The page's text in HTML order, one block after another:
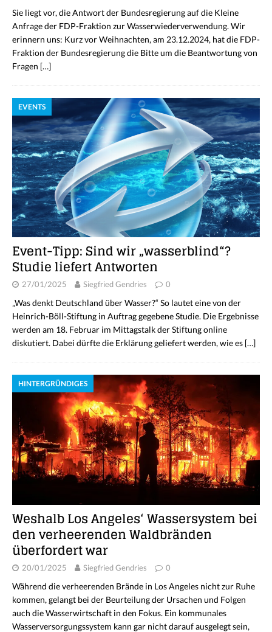
Sie liegt vor, die Antwort der Bundesregierung auf die Kleine
Anfrage der FDP-Fraktion zur Wasserwiederverwendung. Wir
erinnern uns: Kurz vor Weihnachten, am 23.12.2024, hat die FDP-
Fraktion der Bundesregierung die Bitte um die Beantwortung von
Fragen […]
EVENTS
Event-Tipp: Sind wir „wasserblind“?
Studie liefert Antworten
27/01/2025 Siegfried Gendries 0
„Was denkt Deutschland über Wasser?“ So lautet eine von der
Heinrich-Böll-Stiftung in Auftrag gegebene Studie. Die Ergebnisse
werden am 18. Februar im Mittagstalk der Stiftung online
diskutiert. Dabei dürfte die Erklärung geliefert werden, wie es […]
HINTERGRÜNDIGES
Weshalb Los Angeles‘ Wassersystem bei
den verheerenden Waldbränden
überfordert war
20/01/2025 Siegfried Gendries 0
Während die verheerenden Brände in Los Angeles nicht zur Ruhe
kommen, gelangt bei der Beurteilung der Ursachen und Folgen
auch die Wasserwirtschaft in den Fokus. Ein kommunales
Wasserversorgungssystem kann gar nicht darauf ausgelegt sein,